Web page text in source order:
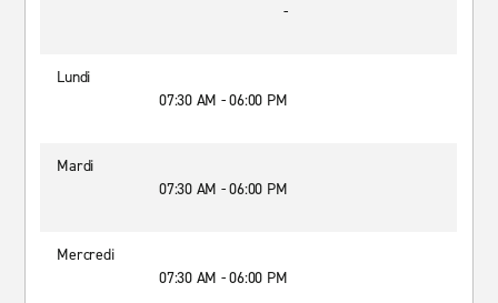
-
Lundi
07:30 AM - 06:00 PM
Mardi
07:30 AM - 06:00 PM
Mercredi
07:30 AM - 06:00 PM